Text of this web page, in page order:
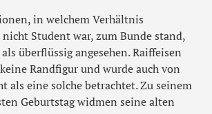
in welchem Verhältnis
Student war, zum Bunde stand,
überflüssig angesehen. Raiffeisen
Randfigur und wurde auch von
als eine solche betrachtet. Zu seinem
Geburtstag widmen seine alten